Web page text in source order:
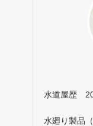
水道屋歴
水廻り製品